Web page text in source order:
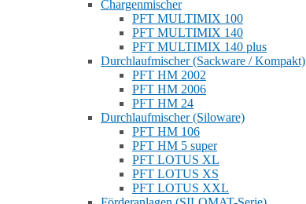
Chargenmischer
PFT MULTIMIX 100
PFT MULTIMIX 140
PFT MULTIMIX 140 plus
Durchlaufmischer (Sackware / Kompakt)
PFT HM 2002
PFT HM 2006
PFT HM 24
Durchlaufmischer (Siloware)
PFT HM 106
PFT HM 5 super
PFT LOTUS XL
PFT LOTUS XS
PFT LOTUS XXL